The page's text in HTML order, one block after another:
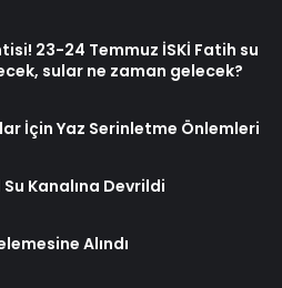
23-24 Temmuz İSKİ Fatih su
sular ne zaman gelecek?
İçin Yaz Serinletme Önlemleri
Kanalına Devrildi
Alındı